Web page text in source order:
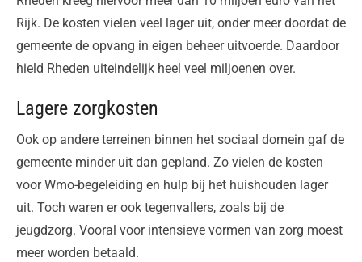
Rijk. De kosten vielen veel lager uit, onder meer doordat de
gemeente de opvang in eigen beheer uitvoerde. Daardoor
hield Rheden uiteindelijk heel veel miljoenen over.
Lagere zorgkosten
Ook op andere terreinen binnen het sociaal domein gaf de
gemeente minder uit dan gepland. Zo vielen de kosten
voor Wmo-begeleiding en hulp bij het huishouden lager
uit. Toch waren er ook tegenvallers, zoals bij de
jeugdzorg. Vooral voor intensieve vormen van zorg moest
meer worden betaald.